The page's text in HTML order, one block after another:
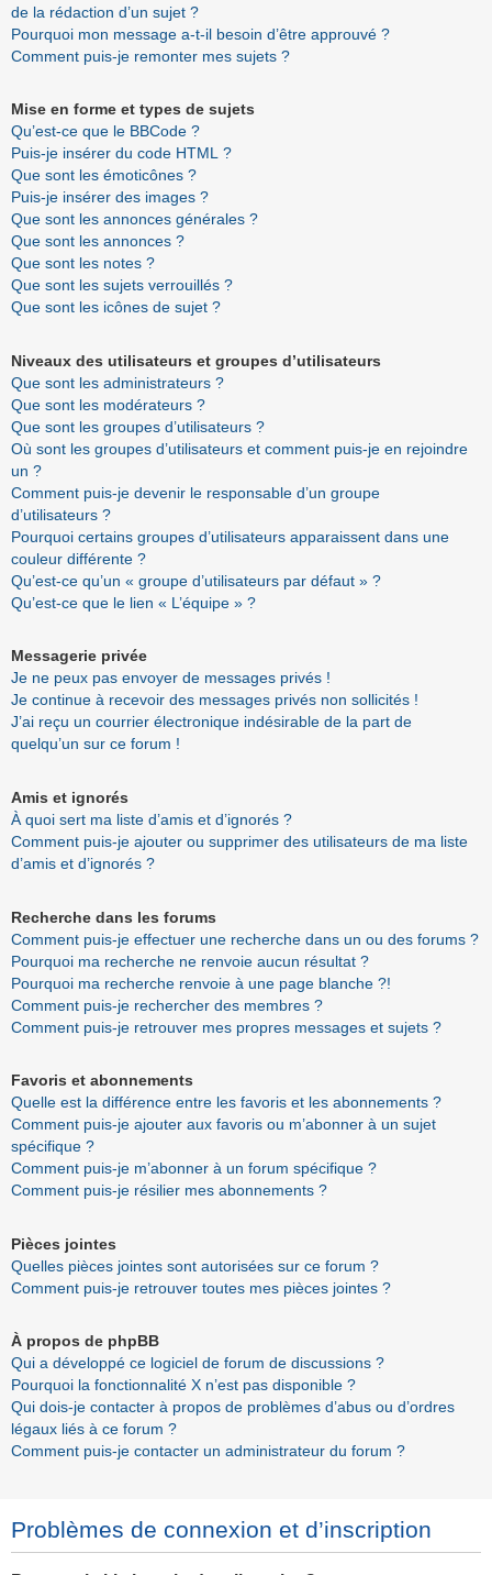
de la rédaction d’un sujet ?
Pourquoi mon message a-t-il besoin d’être approuvé ?
Comment puis-je remonter mes sujets ?
Mise en forme et types de sujets
Qu’est-ce que le BBCode ?
Puis-je insérer du code HTML ?
Que sont les émoticônes ?
Puis-je insérer des images ?
Que sont les annonces générales ?
Que sont les annonces ?
Que sont les notes ?
Que sont les sujets verrouillés ?
Que sont les icônes de sujet ?
Niveaux des utilisateurs et groupes d’utilisateurs
Que sont les administrateurs ?
Que sont les modérateurs ?
Que sont les groupes d’utilisateurs ?
Où sont les groupes d’utilisateurs et comment puis-je en rejoindre
un ?
Comment puis-je devenir le responsable d’un groupe
d’utilisateurs ?
Pourquoi certains groupes d’utilisateurs apparaissent dans une
couleur différente ?
Qu’est-ce qu’un « groupe d’utilisateurs par défaut » ?
Qu’est-ce que le lien « L’équipe » ?
Messagerie privée
Je ne peux pas envoyer de messages privés !
Je continue à recevoir des messages privés non sollicités !
J’ai reçu un courrier électronique indésirable de la part de
quelqu’un sur ce forum !
Amis et ignorés
À quoi sert ma liste d’amis et d’ignorés ?
Comment puis-je ajouter ou supprimer des utilisateurs de ma liste
d’amis et d’ignorés ?
Recherche dans les forums
Comment puis-je effectuer une recherche dans un ou des forums ?
Pourquoi ma recherche ne renvoie aucun résultat ?
Pourquoi ma recherche renvoie à une page blanche ?!
Comment puis-je rechercher des membres ?
Comment puis-je retrouver mes propres messages et sujets ?
Favoris et abonnements
Quelle est la différence entre les favoris et les abonnements ?
Comment puis-je ajouter aux favoris ou m’abonner à un sujet
spécifique ?
Comment puis-je m’abonner à un forum spécifique ?
Comment puis-je résilier mes abonnements ?
Pièces jointes
Quelles pièces jointes sont autorisées sur ce forum ?
Comment puis-je retrouver toutes mes pièces jointes ?
À propos de phpBB
Qui a développé ce logiciel de forum de discussions ?
Pourquoi la fonctionnalité X n’est pas disponible ?
Qui dois-je contacter à propos de problèmes d’abus ou d’ordres
légaux liés à ce forum ?
Comment puis-je contacter un administrateur du forum ?
Problèmes de connexion et d’inscription